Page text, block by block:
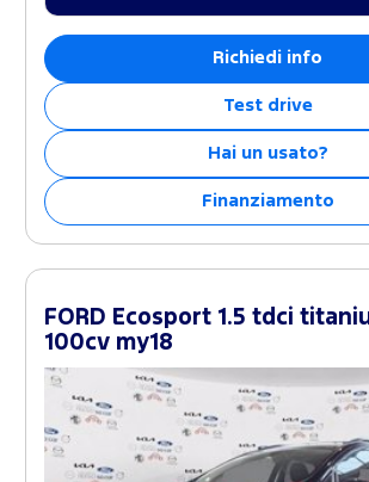
Richiedi info
Test drive
Hai un usato?
Finanziamento
FORD Ecosport 1.5 tdci
100cv my18